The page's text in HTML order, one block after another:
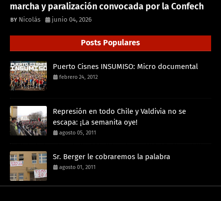
marcha y paralización convocada por la Confech
Nicolás junio 04, 2026
Posts Populares
Puerto Cisnes INSUMISO: Micro documental
febrero 24, 2012
Represión en todo Chile y Valdivia no se
escapa: ¡La semanita oye!
agosto 05, 2011
Sr. Berger le cobraremos la palabra
agosto 01, 2011